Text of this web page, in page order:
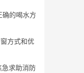
确的喝水方
方式和优
急求助消防